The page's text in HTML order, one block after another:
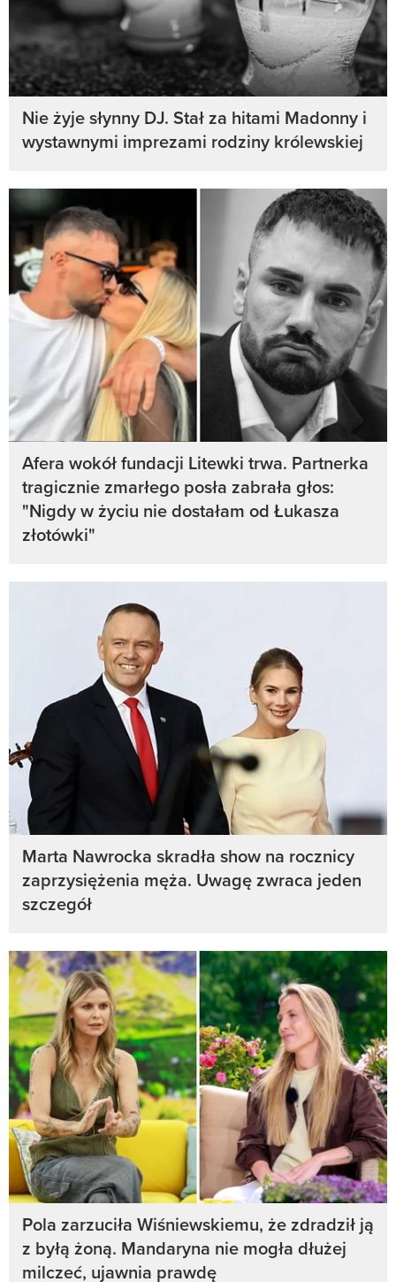
Nie żyje słynny DJ. Stał za hitami Madonny i
wystawnymi imprezami rodziny królewskiej
Afera wokół fundacji Litewki trwa. Partnerka
tragicznie zmarłego posła zabrała głos:
"Nigdy w życiu nie dostałam od Łukasza
złotówki"
Marta Nawrocka skradła show na rocznicy
zaprzysiężenia męża. Uwagę zwraca jeden
szczegół
Pola zarzuciła Wiśniewskiemu, że zdradził ją
z byłą żoną. Mandaryna nie mogła dłużej
milczeć, ujawnia prawdę